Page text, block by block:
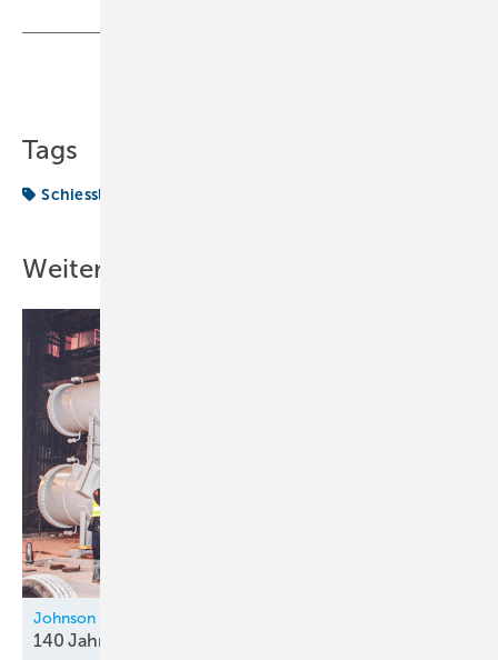
Tags
Schiessl
Weitere Inhalte
Johnson Controls
140 Jahre für die